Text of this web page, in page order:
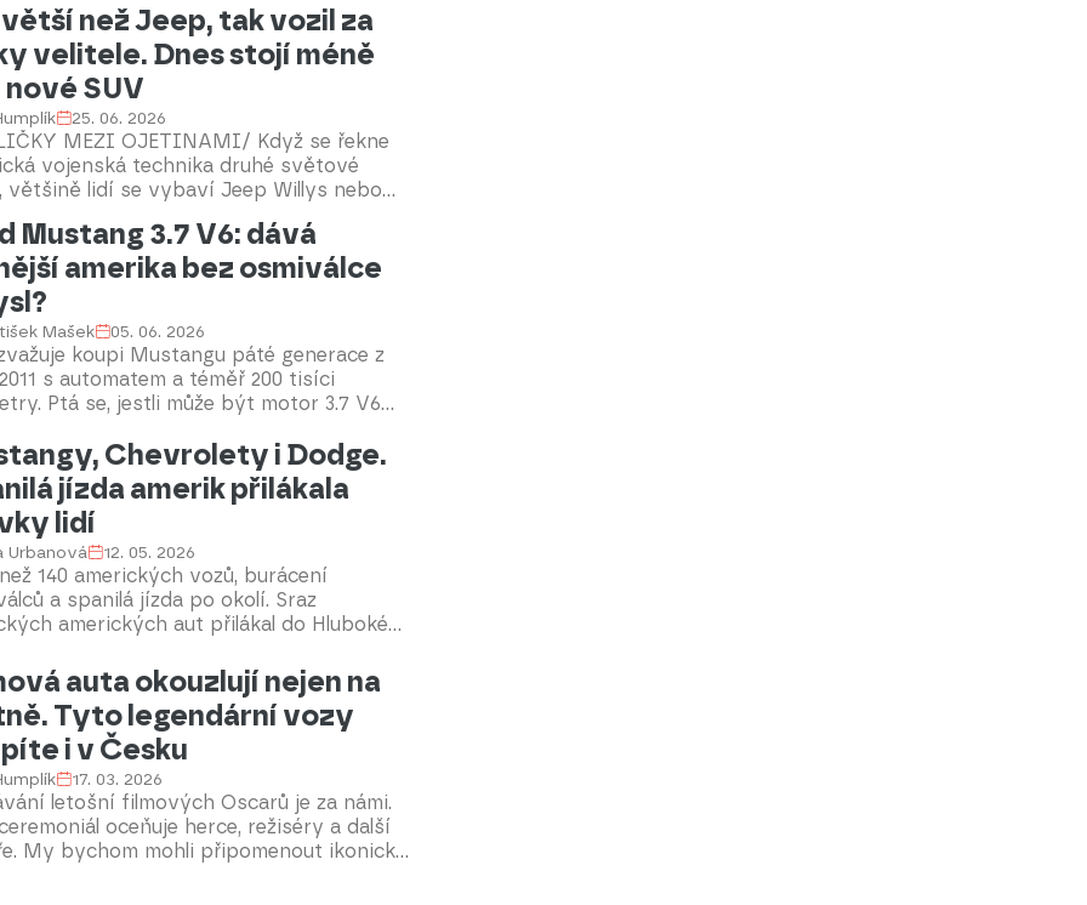
však ví, že ve Velké Británii vznikala
řada automobilů nesoucích jméno
KEW, která byla určena především pro
trh a některé exportní země. Model z
dnes patří mezi mimořádně vzácné
a představuje zajímavou kapitolu
značky Chrysler. A jeden můžete najít i
na portálu TipCars.
než Jeep, tak vozil za
velitele. Dnes stojí méně
nové SUV
25. 06. 2026
MEZI OJETINAMI/ Když se řekne
vojenská technika druhé světové
většině lidí se vybaví Jeep Willys nebo
stál další mimořádně důležitý
– Dodge WC-56. Tento robustní
vůz se stal nepostradatelným
prostředkem velitelů, spojovacích
i průzkumných jednotek na všech
druhé světové války. Jeden takový
jsme našli v nabídce na portálů
Mustang 3.7 V6: dává
amerika bez osmiválce
Mašek 05. 06. 2026
koupi Mustangu páté generace z
s automatem a téměř 200 tisíci
Ptá se, jestli může být motor 3.7 V6
Poradíme.
Chevrolety i Dodge.
jízda amerik přilákala
lidí
Urbanová 12. 05. 2026
140 amerických vozů, burácení
a spanilá jízda po okolí. Sraz
amerických aut přilákal do Hluboké
i moderní modely značek Ford
Chevrolet či Dodge. Celý event navíc
rozměr – organizátoři předali
korun pečovatelské službě Archa
auta okouzlují nejen na
Tyto legendární vozy
i v Česku
17. 03. 2026
letošní filmových Oscarů je za námi.
oceňuje herce, režiséry a další
My bychom mohli připomenout ikonická